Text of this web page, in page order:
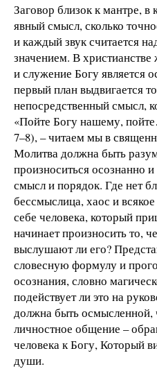
Заговор близок к мантре, в
явный смысл, сколько
и каждый звук считается
значением. В
и служение Богу является
первый план выдвигается
непосредственный смысл,
«Пойте Богу нашему,
7–8), – читаем мы в
Молитва должна быть
произноситься осознанно
смысл и порядок. Где нет
бессмыслица, хаос и
себе человека, который
начинает произносить то,
выслушают ли его?
словесную формулу и
осознания, словно
подействует ли это на
должна быть осмысленной,
личностное общение –
человека к Богу, Который
души.